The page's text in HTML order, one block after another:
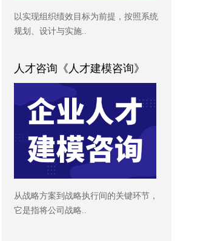
以实现组织绩效目标为前提，按照系统
规划、设计与实施..
人才咨询《人才建模咨询》
从战略方案到战略执行间的关键环节，
它是指将公司战略..